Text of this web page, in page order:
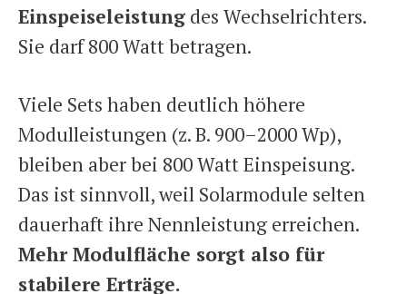
Einspeiseleistung des Wechselrichters.
Sie darf 800 Watt betragen.
Viele Sets haben deutlich höhere
Modulleistungen (z. B. 900–2000 Wp),
bleiben aber bei 800 Watt Einspeisung.
Das ist sinnvoll, weil Solarmodule selten
dauerhaft ihre Nennleistung erreichen.
Mehr Modulfläche sorgt also für
stabilere Erträge.